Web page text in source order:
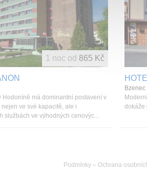
Hodoníně má dominantní postavení v
ve své kapacitě, ale i
službách ve výhodných cenovýc...
1 noc od 865 Kč
dokáže
Podmínky– Ochrana